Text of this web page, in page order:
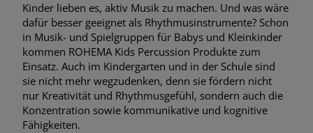
Kinder lieben es, aktiv Musik zu machen. Und was wäre
dafür besser geeignet als Rhythmusinstrumente? Schon
in Musik- und Spielgruppen für Babys und Kleinkinder
kommen ROHEMA Kids Percussion Produkte zum
Einsatz. Auch im Kindergarten und in der Schule sind
sie nicht mehr wegzudenken, denn sie fördern nicht
nur Kreativität und Rhythmusgefühl, sondern auch die
Konzentration sowie kommunikative und kognitive
Fähigkeiten.